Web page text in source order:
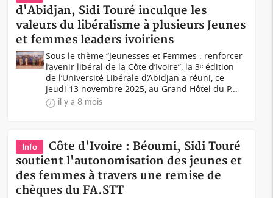
d'Abidjan, Sidi Touré inculque les
valeurs du libéralisme à plusieurs Jeunes
et femmes leaders ivoiriens
Sous le thème “Jeunesses et Femmes : renforcer
l’avenir libéral de la Côte d’Ivoire”, la 3ᵉ édition
de l’Université Libérale d’Abidjan a réuni, ce
jeudi 13 novembre 2025, au Grand Hôtel du P...
il y a 8 mois
Info
Côte d'Ivoire : Béoumi, Sidi Touré
soutient l'autonomisation des jeunes et
des femmes à travers une remise de
chèques du FA.STT